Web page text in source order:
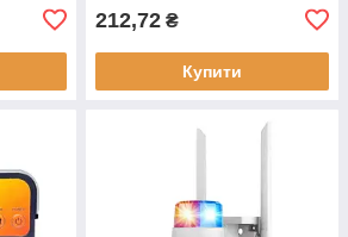
212,72 ₴
Купити